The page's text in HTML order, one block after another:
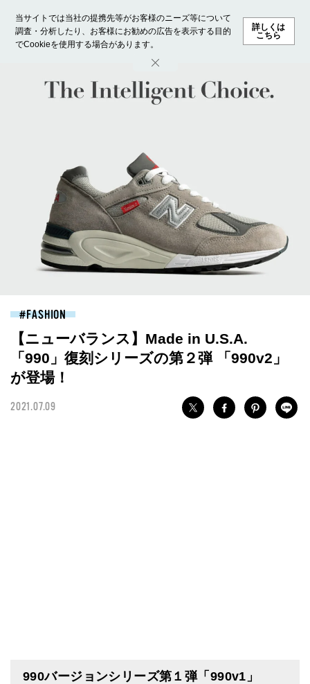
当サイトでは当社の提携先等がお客様のニーズ等について
調査・分析したり、お客様にお勧めの広告を表示する目的
でCookieを使用する場合があります。
詳しくは
こちら
ホーム モデル募集 ランキング ファッション ビューテ
FASHION
【ニューバランス】Made in U.S.A.
「990」復刻シリーズの第２弾 「990v2」
が登場！
2021.07.09
990バージョンシリーズ第１弾「990v1」